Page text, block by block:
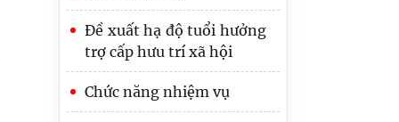
Đề xuất hạ độ tuổi hưởng
trợ cấp hưu trí xã hội
Chức năng nhiệm vụ
Tổng rà soát là nhiệm vụ
trọng tâm, quan trọng
nhất của Bộ Tư pháp
trong 6 tháng cuối năm